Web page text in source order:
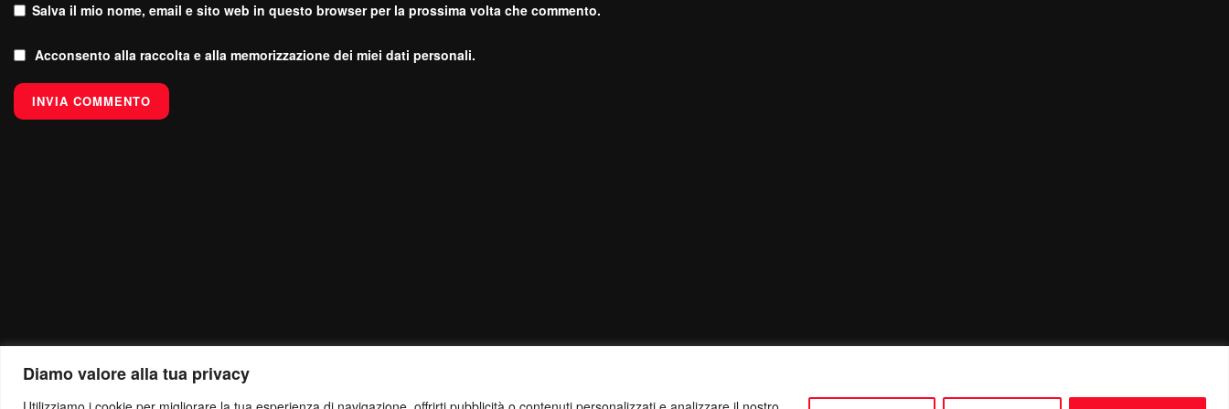
Diamo valore alla tua privacy
Salva il mio nome, email e sito web in questo browser per la prossima volta che commento.
Acconsento alla raccolta e alla memorizzazione dei miei dati personali.